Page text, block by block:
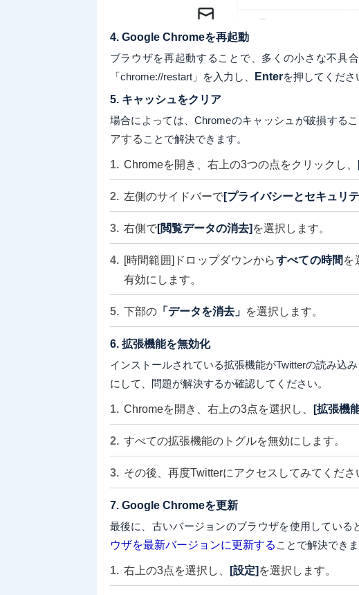
4. Google Chromeを再起動
ブラウザを再起動することで、多くの小さな不具
「chrome://restart」を入力し、
Enterを押してくださ
5. キャッシュをクリア
場合によっては、Chromeのキャッシュが破損する
アする ことで解決できます。
Chromeを開き、右上の3つの点をクリックし、
左側のサイドバーで[プライバシーとセキュリ
右側で[閲覧データの消去] を選択します。
[時間範囲]ドロップダウンからすべての時間 を
有効にします。
下部の「データを消去」 を選択します。
6. 拡張機能を無効化
インストールされている拡張機能がTwitterの読み込
にして、問題が解決するか確認してください。
Chromeを開き、右上の3点を選択し、 [拡張機
すべての拡張機能のトグルを無効にします。
その後、再度Twitterにアクセスしてみてくださ
7. Google Chromeを更新
最後に、古いバージョンのブラウザを使用している
ウザを最新バージョンに更新する ことで解決できま
右上の3点を選択し、 [設定] を選択します。